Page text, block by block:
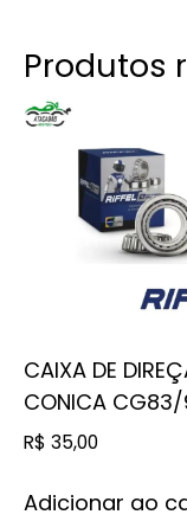
DIANT/TRAS
ESQUERDA
Produtos
CAIXA DE
CONICA
R$ 35,00
Adicionar ao